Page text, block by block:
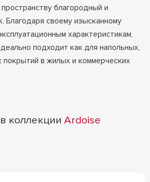
благородный и
Благодаря своему изысканному
характеристикам,
подходит как для напольных,
покрытий в жилых и коммерческих
коллекции Ardoise